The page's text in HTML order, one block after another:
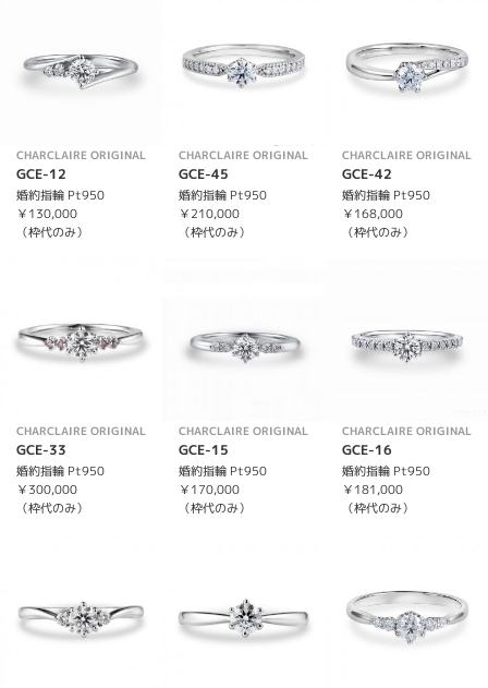
CHARCLAIRE ORIGINAL
GCE-12
婚約指輪 Pt950
￥130,000
（枠代のみ）
CHARCLAIRE ORIGINAL
GCE-45
婚約指輪 Pt950
￥210,000
（枠代のみ）
CHARCLAIRE ORIGINAL
GCE-42
婚約指輪 Pt950
￥168,000
（枠代のみ）
CHARCLAIRE ORIGINAL
GCE-33
婚約指輪 Pt950
￥300,000
（枠代のみ）
CHARCLAIRE ORIGINAL
GCE-15
婚約指輪 Pt950
￥170,000
（枠代のみ）
CHARCLAIRE ORIGINAL
GCE-16
婚約指輪 Pt950
￥181,000
（枠代のみ）